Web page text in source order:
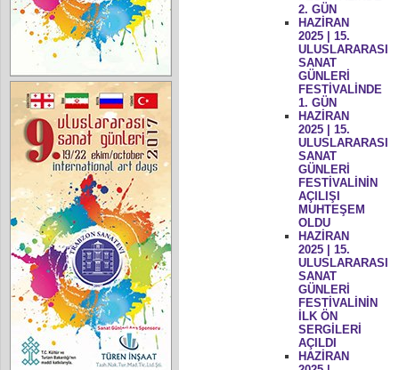
2. GÜN
HAZİRAN
2025 | 15.
ULUSLARARASI
SANAT
GÜNLERİ
FESTİVALİNDE
1. GÜN
HAZİRAN
2025 | 15.
ULUSLARARASI
SANAT
GÜNLERİ
FESTİVALİNİN
AÇILIŞI
MUHTEŞEM
OLDU
HAZİRAN
2025 | 15.
ULUSLARARASI
SANAT
GÜNLERİ
FESTİVALİNİN
İLK ÖN
SERGİLERİ
AÇILDI
HAZİRAN